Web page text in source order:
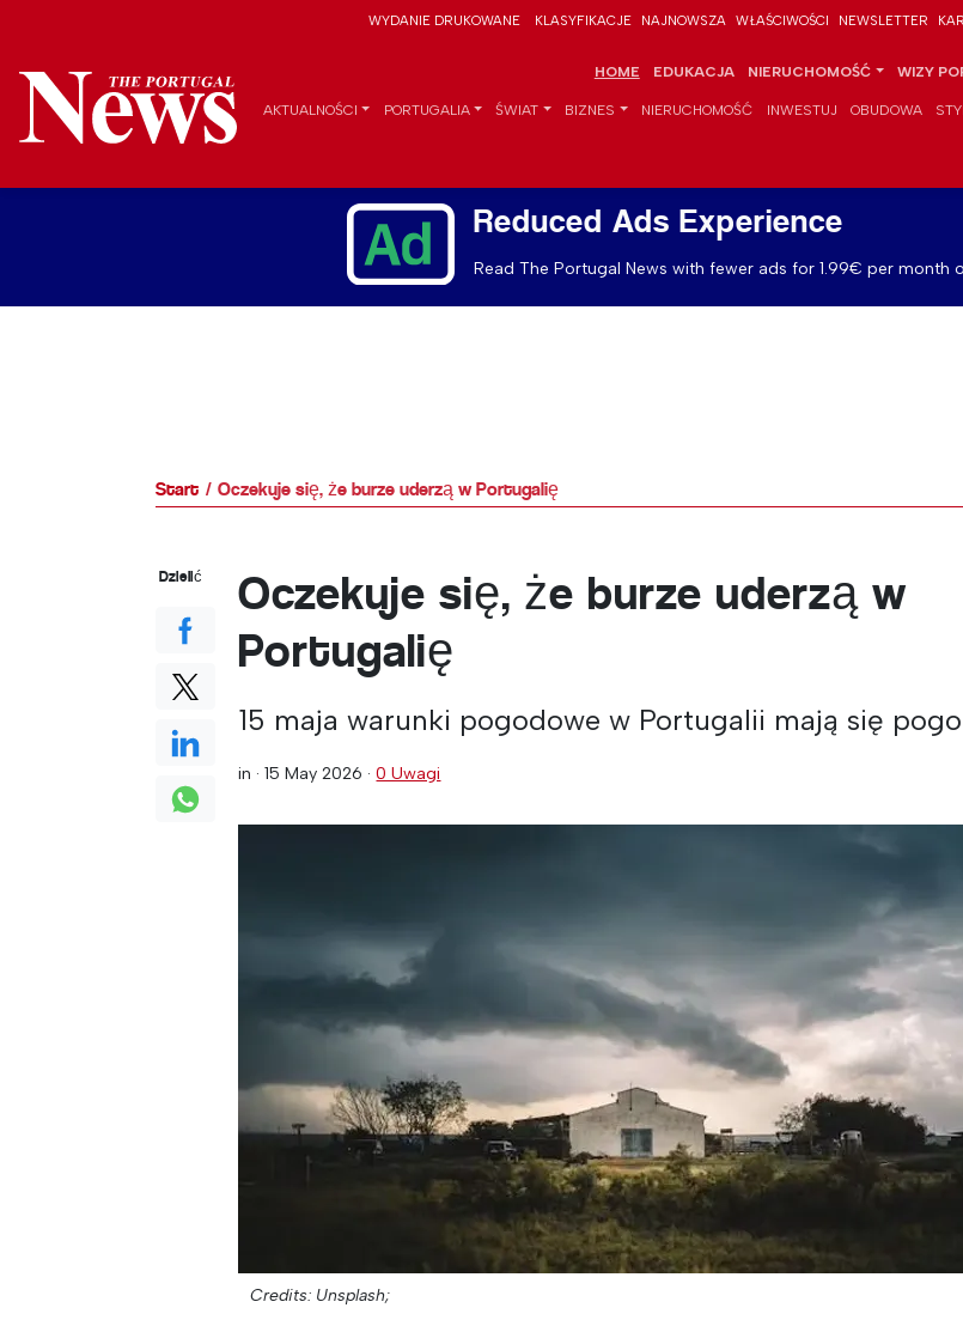
WYDANIE DRUKOWANE KLASYFIKACJE NAJNOWSZA WŁAŚCIWOŚCI NEWSLETTER
HOME EDUKACJA NIERUCHOMOŚĆ WIZY
AKTUALNOŚCI PORTUGALIA ŚWIAT BIZNES NIERUCHOMOŚĆ INWESTUJ OBUDOWA
Reduced Ads Experience
Read The Portugal News with fewer ads for 1.99€ per month
Start Oczekuje się, że burze uderzą w Portugalię
Oczekuje się, że burze uderzą w
Portugalię
15 maja warunki pogodowe w Portugalii mają się
in ·15 May 2026 ·0 Uwagi
Credits: Unsplash;
Dzielić